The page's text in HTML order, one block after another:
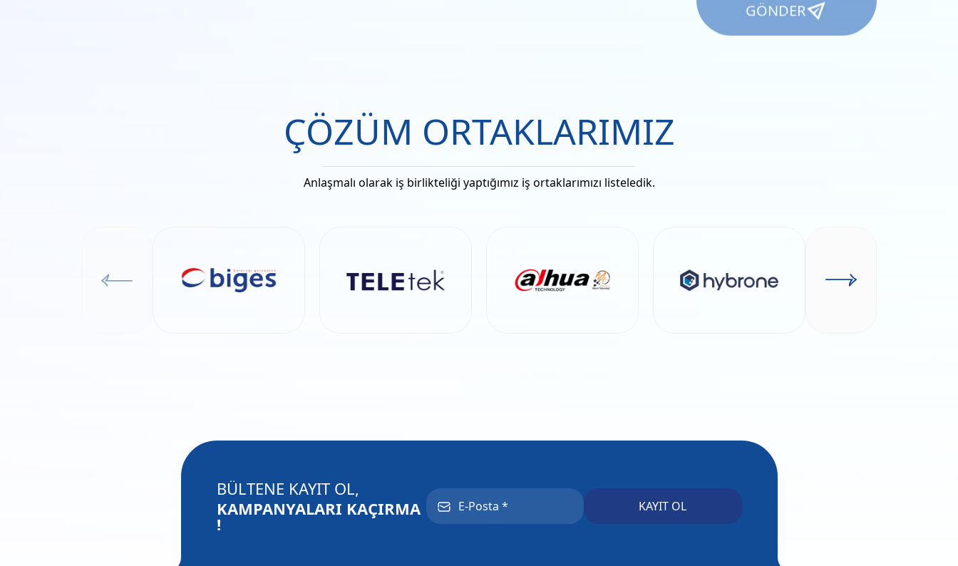
GÖNDER
ÇÖZÜM ORTAKLARIMIZ
Anlaşmalı olarak iş birlikteliği yaptığımız iş ortaklarımızı listeledik.
BÜLTENE KAYIT OL,
KAMPANYALARI KAÇIRMA
!